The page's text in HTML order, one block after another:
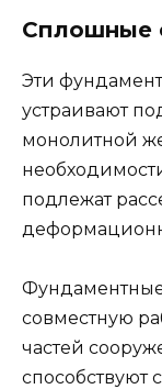
Сплошные
Эти
устраивают
монолитной
подлежат
совместную
частей